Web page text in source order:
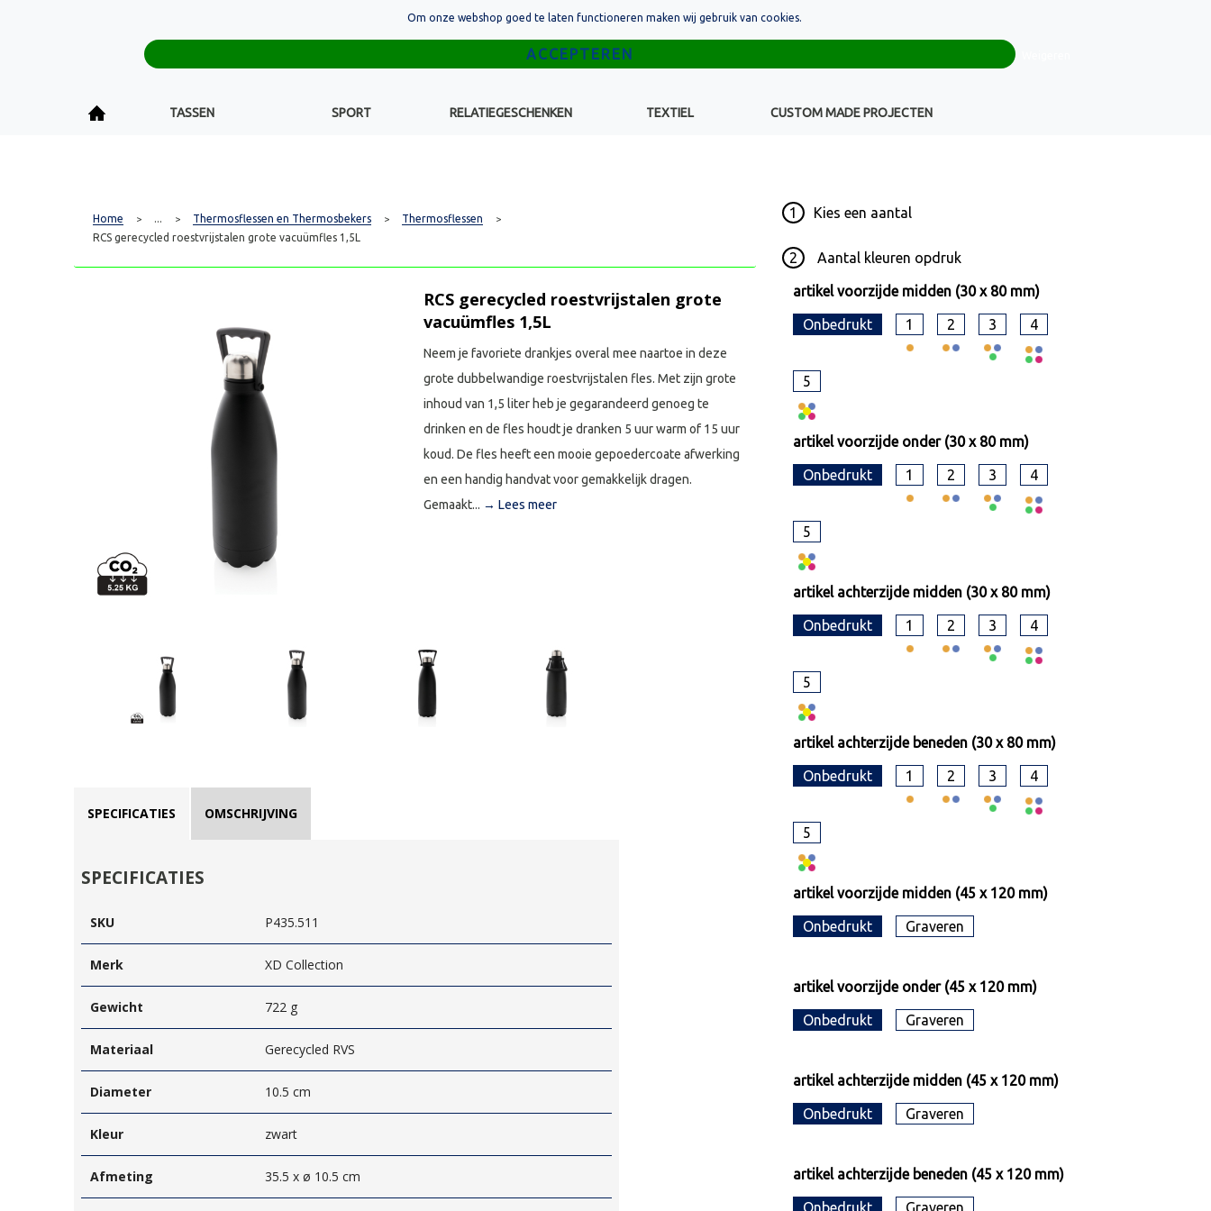
+32(0)16 43 54 19
TASSEN SPORT RELATIEGESCHENKEN TEXTIEL CUSTOM MADE PROJECTEN
Home > ... > Thermosflessen en Thermosbekers > Thermosflessen >
RCS gerecycled roestvrijstalen grote vacuümfles 1,5L
1 Kies een aantal
2 Aantal kleuren opdruk
artikel voorzijde midden (30 x 80 mm)
Onbedrukt 1 2 3 4
5
artikel voorzijde onder (30 x 80 mm)
Onbedrukt 1 2 3 4
5
artikel achterzijde midden (30 x 80 mm)
Onbedrukt 1 2 3 4
5
artikel achterzijde beneden (30 x 80 mm)
Onbedrukt 1 2 3 4
5
artikel voorzijde midden (45 x 120 mm)
Onbedrukt Graveren
artikel voorzijde onder (45 x 120 mm)
Onbedrukt Graveren
artikel achterzijde midden (45 x 120 mm)
Onbedrukt Graveren
artikel achterzijde beneden (45 x 120 mm)
Onbedrukt Graveren
RCS gerecycled roestvrijstalen grote
vacuümfles 1,5L
Neem je favoriete drankjes overal mee naartoe in deze
grote dubbelwandige roestvrijstalen fles. Met zijn grote
inhoud van 1,5 liter heb je gegarandeerd genoeg te
drinken en de fles houdt je dranken 5 uur warm of 15 uur
koud. De fles heeft een mooie gepoedercoate afwerking
en een handig handvat voor gemakkelijk dragen.
Gemaakt... → Lees meer
SPECIFICATIES OMSCHRIJVING
SPECIFICATIES
SKU P435.511
Merk XD Collection
Gewicht 722 g
Materiaal Gerecycled RVS
Diameter 10.5 cm
Kleur zwart
Afmeting 35.5 x ø 10.5 cm
Om onze webshop goed te laten functioneren maken wij gebruik van cookies.